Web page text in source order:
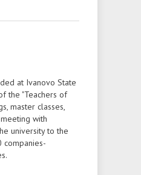
at Ivanovo State
the "Teachers of
master classes,
with
university to the
companies-